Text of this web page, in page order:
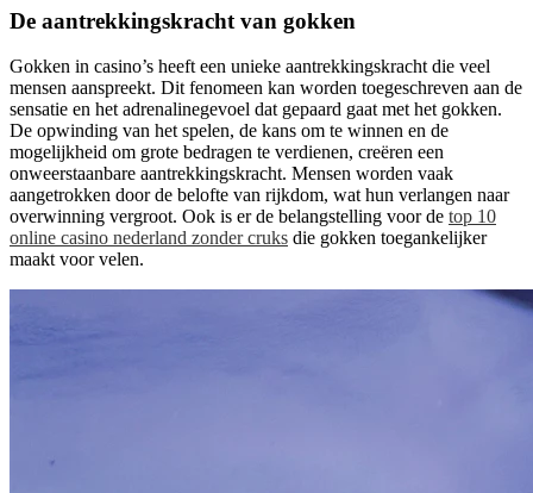
De aantrekkingskracht van gokken
Gokken in casino’s heeft een unieke aantrekkingskracht die veel
mensen aanspreekt. Dit fenomeen kan worden toegeschreven aan de
sensatie en het adrenalinegevoel dat gepaard gaat met het gokken.
De opwinding van het spelen, de kans om te winnen en de
mogelijkheid om grote bedragen te verdienen, creëren een
onweerstaanbare aantrekkingskracht. Mensen worden vaak
aangetrokken door de belofte van rijkdom, wat hun verlangen naar
overwinning vergroot. Ook is er de belangstelling voor de top 10
online casino nederland zonder cruks die gokken toegankelijker
maakt voor velen.